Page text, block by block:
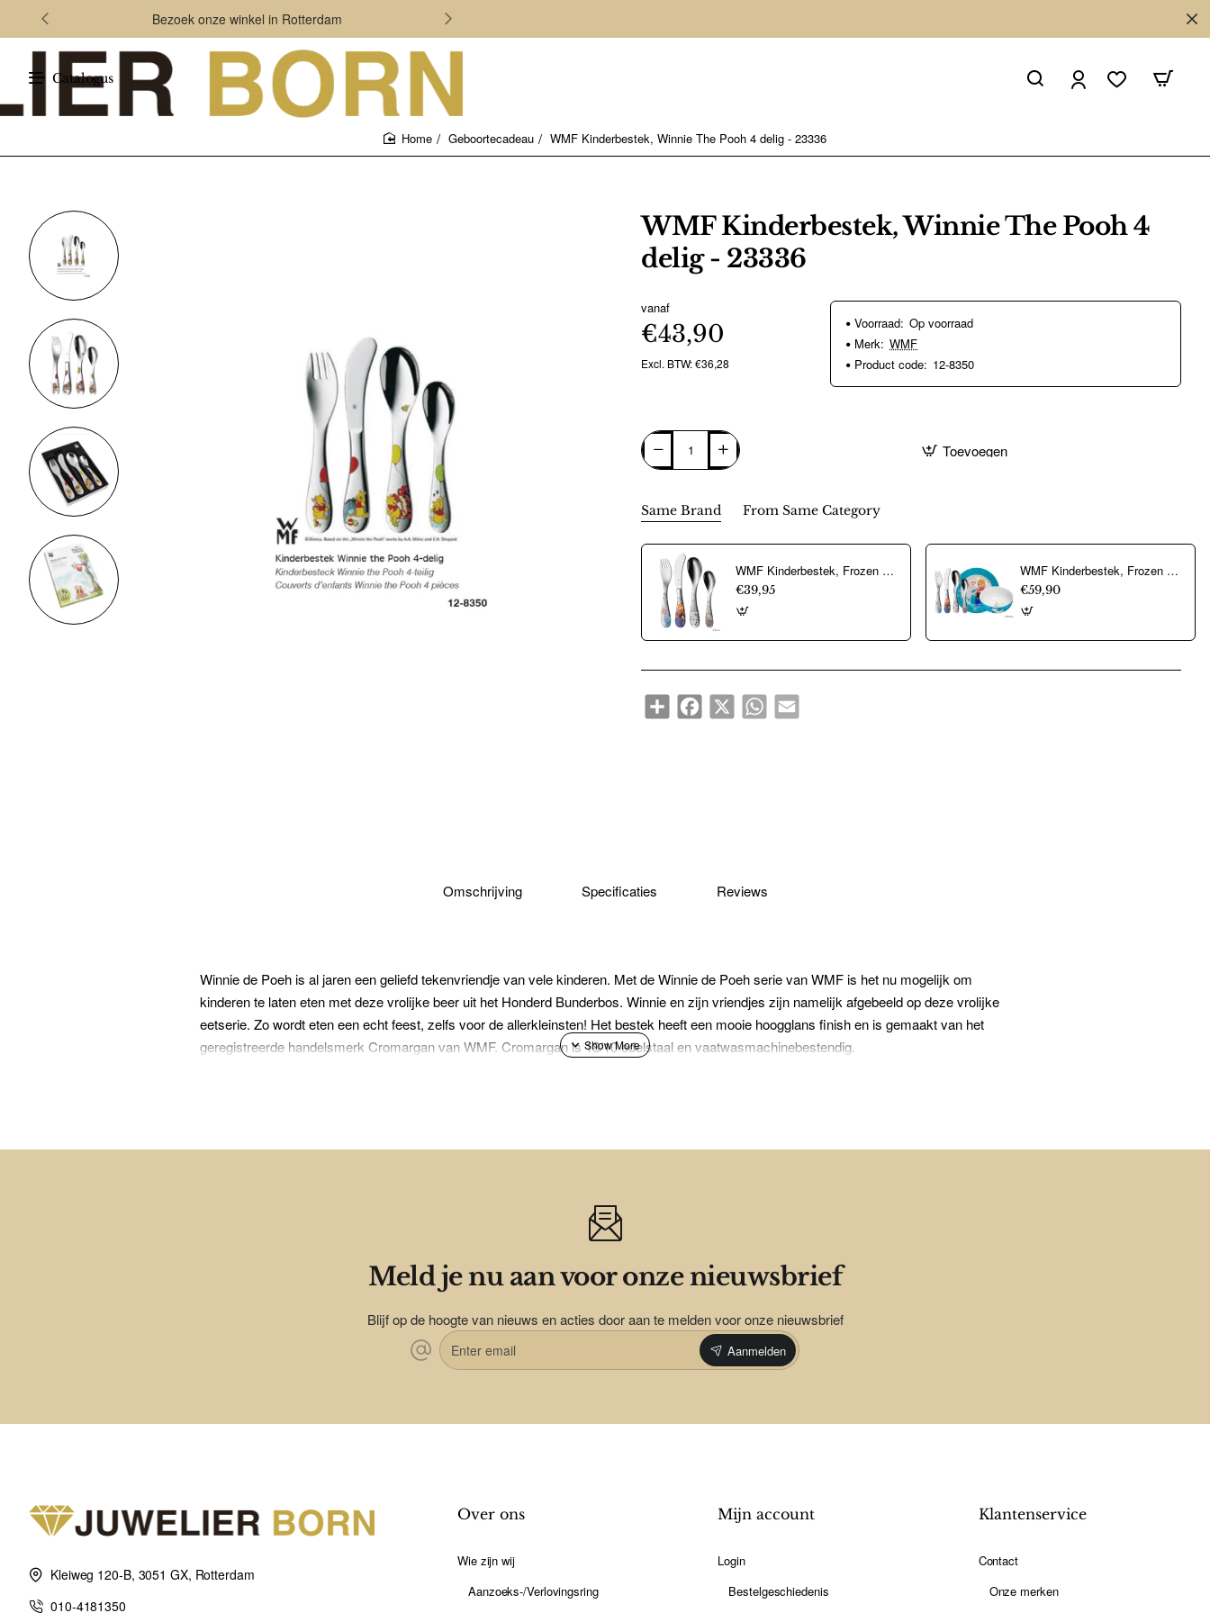
Bezoek onze winkel in Rotterdam
Catalogus
Geboortecadeau WMF Kinderbestek, Winnie The Pooh 4 delig - 23336
WMF Kinderbestek, Winnie The Pooh 4
delig - 23336
vanaf
€43,90
Excl. BTW: €36,28
Voorraad: Op voorraad
Merk: WMF
Product code: 12-8350
Toevoegen
Same Brand From Same Category
WMF Kinderbestek, Frozen 4 delig - 23329
€39,95
WMF Kinderbestek, Frozen 6 dlg. - 23328
€59,90
ShareFacebook
X WhatsAppEmail
Omschrijving Specificaties Reviews
Winnie de Poeh is al jaren een geliefd tekenvriendje van vele kinderen. Met de Winnie de Poeh serie van WMF is het nu mogelijk om
kinderen te laten eten met deze vrolijke beer uit het Honderd Bunderbos. Winnie en zijn vriendjes zijn namelijk afgebeeld op deze vrolijke
eetserie. Zo wordt eten een echt feest, zelfs voor de allerkleinsten! Het bestek heeft een mooie hoogglans finish en is gemaakt van het
geregistreerde handelsmerk Cromargan van WMF. Cromargan is 18/10 edelstaal en vaatwasmachinebestendig.
Meld je nu aan voor onze nieuwsbrief
Blijf op de hoogte van nieuws en acties door aan te melden voor onze nieuwsbrief
Enter
email
Aanmelden
Kleiweg 120-B, 3051 GX, Rotterdam
010-4181350
Over ons
Wie zijn wij
Aanzoeks-/Verlovingsring
Mijn account
Login
Bestelgeschiedenis
Klantenservice
Contact
Onze merken